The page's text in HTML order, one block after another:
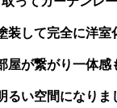
装して完全に洋室
屋が繋がり一体感
るい空間になりま